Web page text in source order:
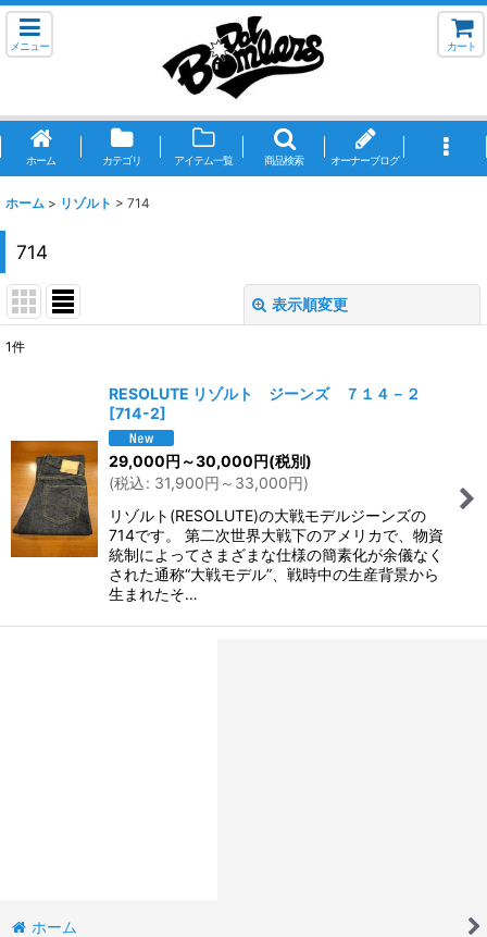
メニュー カート
ホーム カテゴリ アイテム一覧 商品検索 オーナーブログ
ホーム > リゾルト > 714
714
表示順変更
絞り込む
1件
RESOLUTE リゾルト ジーンズ ７１４－２
[714-2]
29,000円 ～30,000円(税別)
(税込: 31,900円 ～33,000円)
リゾルト(RESOLUTE)の大戦モデルジーンズの
714です。 第二次世界大戦下のアメリカで、物資
統制によってさまざまな仕様の簡素化が余儀なく
された通称“大戦モデル”、戦時中の生産背景から
生まれたそ…
ホーム